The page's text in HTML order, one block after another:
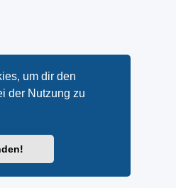
um dir den
der Nutzung zu